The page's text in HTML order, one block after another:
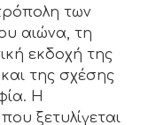
των
αιώνα, τη
εκδοχή της
της σχέσης
Η
ξετυλίγεται